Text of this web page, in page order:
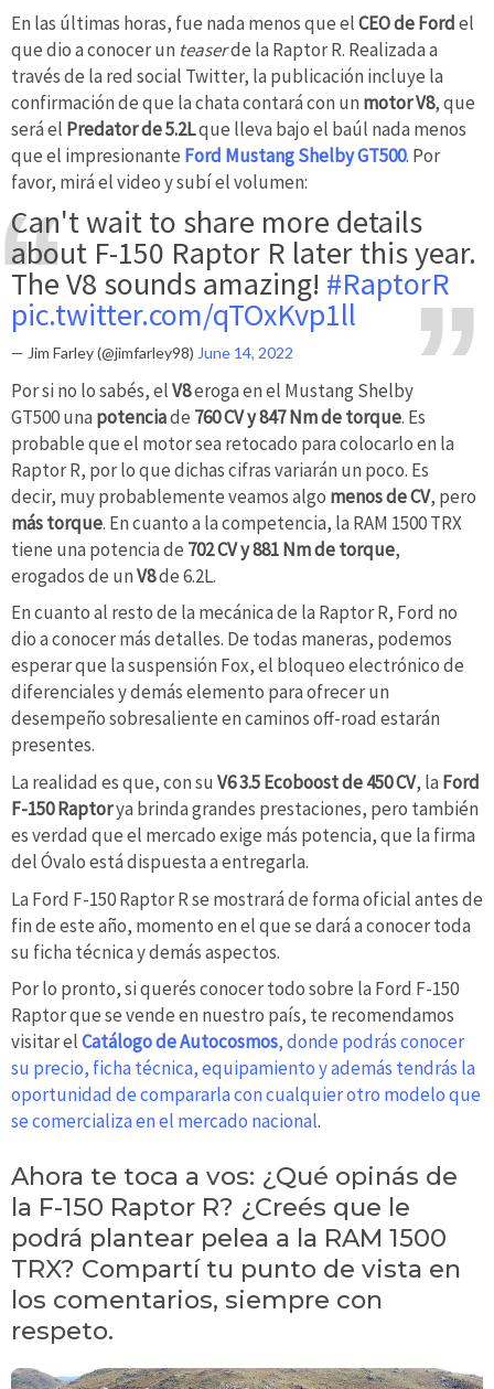
En las últimas horas, fue nada menos que elCEO de Fordel
que dio a conocer un teaserde la Raptor R. Realizada a
través de la red social Twitter, la publicación incluye la
confirmación de que la chata contará con un motor V8, que
será el Predator de 5.2Lque lleva bajo el baúl nada menos
que el impresionante Ford Mustang Shelby GT500. Por
favor, mirá el video y subí el volumen:
Can't wait to share more details
about F-150 Raptor R later this year.
The V8 sounds amazing! #RaptorR
pic.twitter.com/qTOxKvp1ll
— Jim Farley (@jimfarley98) June 14, 2022
Por si no lo sabés, elV8eroga en el Mustang Shelby
GT500 una potenciade 760 CV y 847 Nm de torque. Es
probable que el motor sea retocado para colocarlo en la
Raptor R, por lo que dichas cifras variarán un poco. Es
decir, muy probablemente veamos algo menos de CV, pero
más torque. En cuanto a la competencia, la RAM 1500 TRX
tiene una potencia de 702 CV y 881 Nm de torque,
erogados de unV8de 6.2L.
En cuanto al resto de la mecánica de la Raptor R, Ford no
dio a conocer más detalles. De todas maneras, podemos
esperar que la suspensión Fox, el bloqueo electrónico de
diferenciales y demás elemento para ofrecer un
desempeño sobresaliente en caminos off-road estarán
presentes.
La realidad es que, con su V6 3.5 Ecoboost de 450 CV, la Ford
F-150 Raptorya brinda grandes prestaciones, pero también
es verdad que el mercado exige más potencia, que la firma
del Óvalo está dispuesta a entregarla.
La Ford F-150 Raptor R se mostrará de forma oficial antes de
fin de este año, momento en el que se dará a conocer toda
su ficha técnica y demás aspectos.
Por lo pronto, si querés conocer todo sobre la Ford F-150
Raptor que se vende en nuestro país, te recomendamos
visitar elCatálogo de Autocosmos, donde podrás conocer
su precio, ficha técnica, equipamiento y además tendrás la
oportunidad de compararla con cualquier otro modelo que
se comercializa en el mercado nacional.
Ahora te toca a vos: ¿Qué opinás de
la F-150 Raptor R? ¿Creés que le
podrá plantear pelea a la RAM 1500
TRX? Compartí tu punto de vista en
los comentarios, siempre con
respeto.